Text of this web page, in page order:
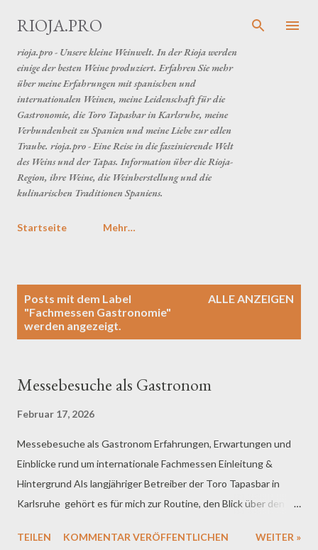
RIOJA.PRO
rioja.pro - Unsere kleine Weinwelt. In der Rioja werden
einige der besten Weine produziert. Erfahren Sie mehr
über meine Erfahrungen mit spanischen und
internationalen Weinen, meine Leidenschaft für die
Gastronomie, die Toro Tapasbar in Karlsruhe, meine
Verbundenheit zu Spanien und meine Liebe zur edlen
Traube. rioja.pro - Eine Reise in die faszinierende Welt
des Weins und der Tapas. Information über die Rioja-
Region, ihre Weine, die Weinherstellung und die
kulinarischen Traditionen Spaniens.
Startseite Mehr…
Posts mit dem Label
"Fachmessen Gastronomie"
werden angezeigt.
ALLE ANZEIGEN
Messebesuche als Gastronom
Februar 17, 2026
Messebesuche als Gastronom Erfahrungen, Erwartungen und
Einblicke rund um internationale Fachmessen Einleitung &
Hintergrund Als langjähriger Betreiber der Toro Tapasbar in
Karlsruhe gehört es für mich zur Routine, den Blick über den
Trends kommen selten mit lautem Knall, eher wie eine neue
TEILEN KOMMENTAR VERÖFFENTLICHEN WEITER »